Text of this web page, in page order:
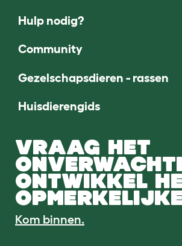
Hulp nodig?
Community
Gezelschapsdieren - rassen
Huisdierengids
VRAAG HET
ONTWIKKEL
Kom binnen.